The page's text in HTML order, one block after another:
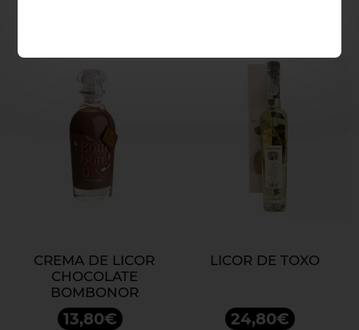
CREMA DE LICOR
CHOCOLATE
BOMBONOR
13,80€
LICOR DE TOXO
24,80€